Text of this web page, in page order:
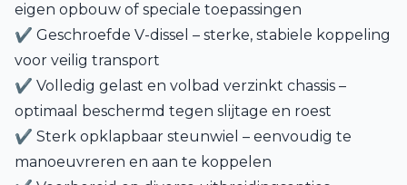
eigen opbouw of speciale toepassingen
✔ Geschroefde V-dissel – sterke, stabiele koppeling
voor veilig transport
✔ Volledig gelast en volbad verzinkt chassis –
optimaal beschermd tegen slijtage en roest
✔ Sterk opklapbaar steunwiel – eenvoudig te
manoeuvreren en aan te koppelen